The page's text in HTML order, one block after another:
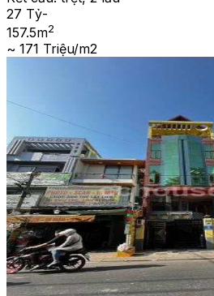
27 Tỷ-
157.5m2
~ 171 Triệu/m2